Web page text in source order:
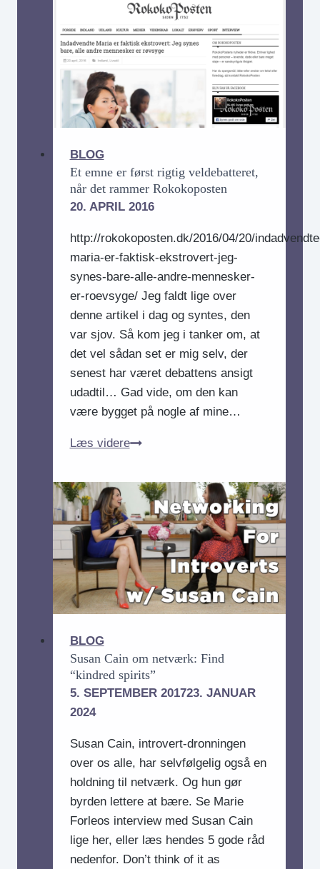
kender
alt
for
BLOG
Et emne er først rigtig veldebatteret,
når det rammer Rokokoposten
20. APRIL 2016
http://rokokoposten.dk/2016/04/20/
maria-er-faktisk-ekstrovert-jeg-
synes-bare-alle-andre-mennesker-
er-roevsyge/ Jeg faldt lige over
denne artikel i dag og syntes, den
var sjov. Så kom jeg i tanker om, at
det vel sådan set er mig selv, der
senest har været debattens ansigt
udadtil… Gad vide, om den kan
være bygget på nogle af mine…
Læs videreEt
er
først
rigtig
veldebatteret,
når
det
rammer
Rokokoposten
BLOG
Susan Cain om netværk: Find
“kindred spirits”
5. SEPTEMBER 201723. JANUAR
2024
Susan Cain, introvert-dronningen
over os alle, har selvfølgelig også en
holdning til netværk. Og hun gør
byrden lettere at bære. Se Marie
Forleos interview med Susan Cain
lige her, eller læs hendes 5 gode råd
nedenfor. Don’t think of it as